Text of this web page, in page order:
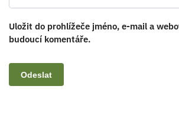
Uložit do prohlížeče jméno, e-mail a
budoucí komentáře.